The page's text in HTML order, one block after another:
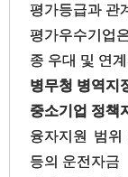
평가등급과 관
평가우수기업
종 우대 및 연
병무청 병역지
중소기업 정책
융자지원 범
등의 운전자금